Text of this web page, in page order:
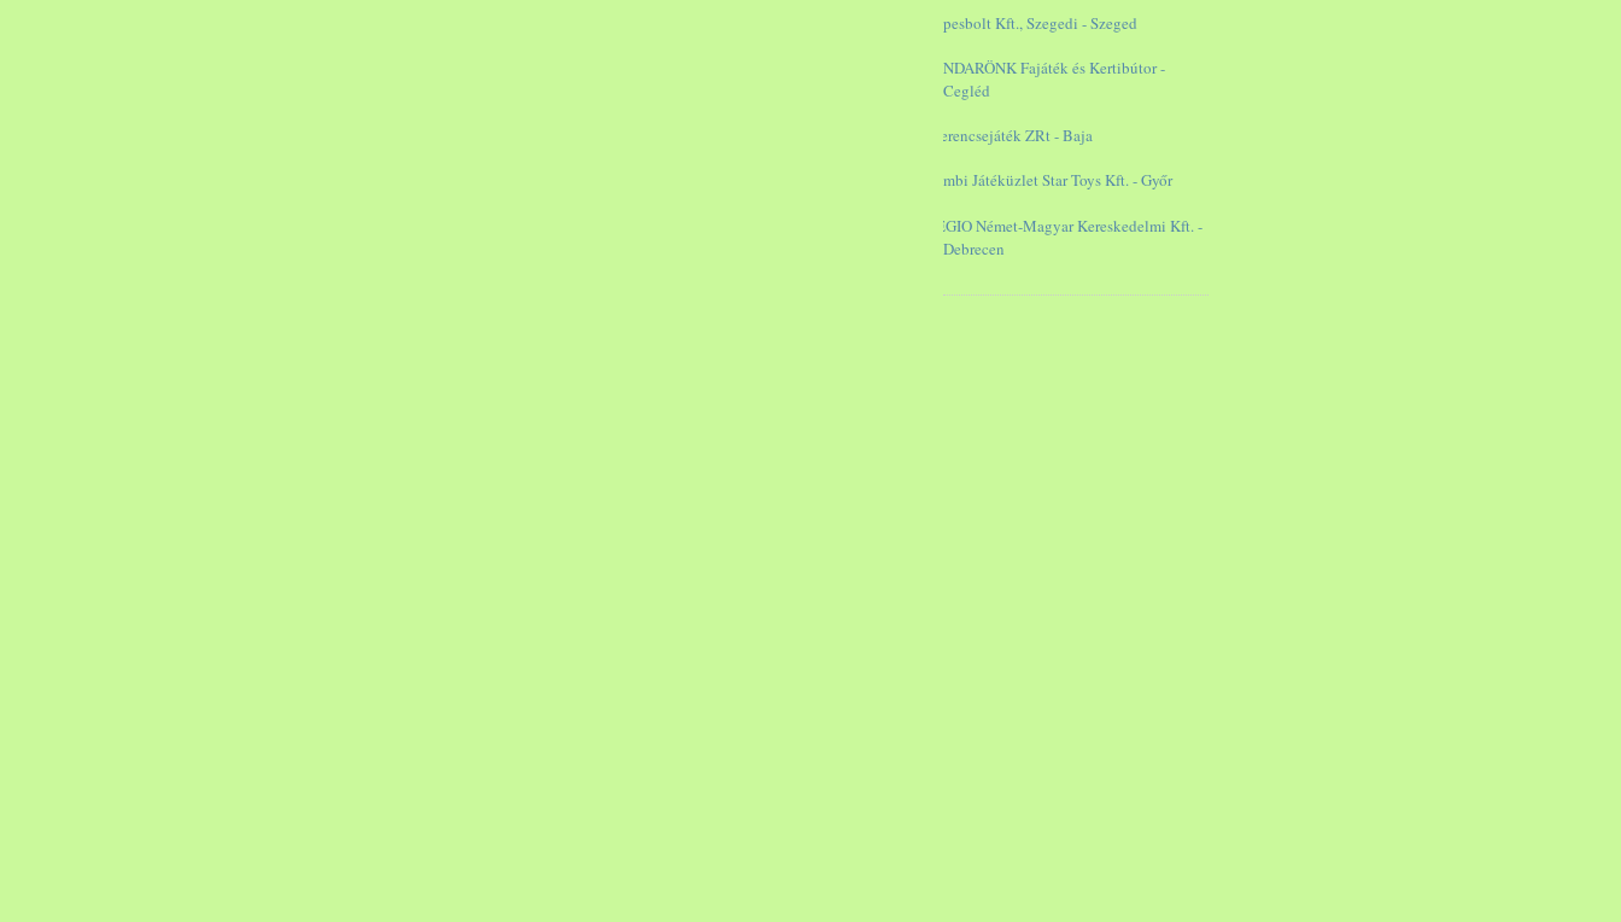
Képesbolt Kft., Szegedi - Szeged
PANDARÖNK Fajáték és Kertibútor -
Cegléd
Szerencsejáték ZRt - Baja
Bambi Játéküzlet Star Toys Kft. - Győr
REGIO Német-Magyar Kereskedelmi Kft. -
Debrecen